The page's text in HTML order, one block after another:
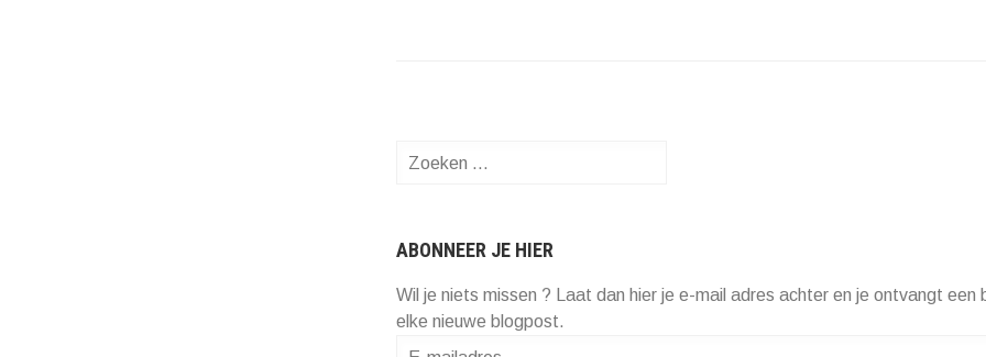
Zoeken
ABONNEER JE HIER
Wil je niets missen ? Laat dan hier je e-mail adres achter en je ontvangt een
elke nieuwe blogpost.
E-